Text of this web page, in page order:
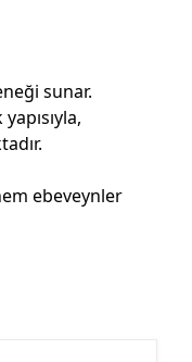
sunar.
ebeveynler